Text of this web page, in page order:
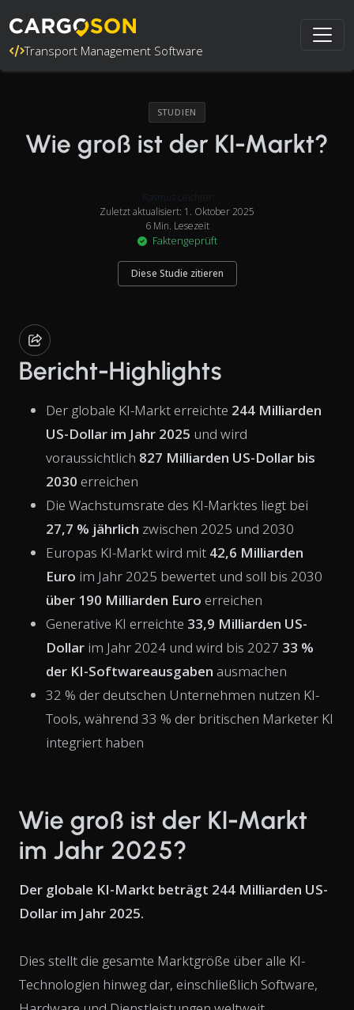
Transport Management Software
STUDIEN
Wie groß ist der KI-Markt?
Rasmus Leichter
Zuletzt aktualisiert: 1. Oktober 2025
6 Min. Lesezeit
Faktengeprüft
Diese Studie zitieren
Bericht-Highlights
Der globale KI-Markt erreichte 244 Milliarden
US-Dollar im Jahr 2025 und wird
voraussichtlich 827 Milliarden US-Dollar bis
2030 erreichen
Die Wachstumsrate des KI-Marktes liegt bei
27,7 % jährlich zwischen 2025 und 2030
Europas KI-Markt wird mit 42,6 Milliarden
Euro im Jahr 2025 bewertet und soll bis 2030
über 190 Milliarden Euro erreichen
Generative KI erreichte 33,9 Milliarden US-
Dollar im Jahr 2024 und wird bis 2027 33 %
der KI-Softwareausgaben ausmachen
32 % der deutschen Unternehmen nutzen KI-
Tools, während 33 % der britischen Marketer KI
integriert haben
Wie groß ist der KI-Markt
im Jahr 2025?
Der globale KI-Markt beträgt 244 Milliarden US-
Dollar im Jahr 2025.
Dies stellt die gesamte Marktgröße über alle KI-
Technologien hinweg dar, einschließlich Software,